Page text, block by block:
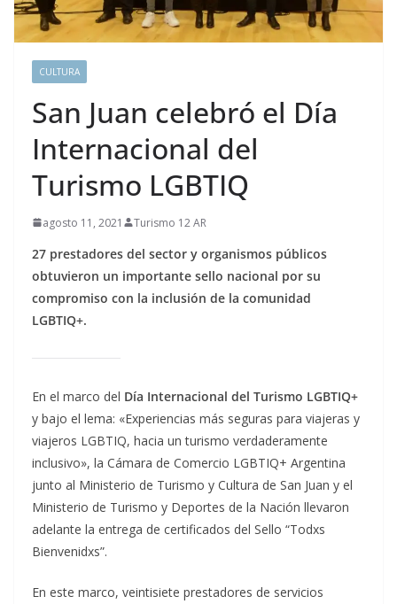
CULTURA
San Juan celebró el Día
Internacional del
Turismo LGBTIQ
agosto 11, 2021 Turismo 12 AR
27 prestadores del sector y organismos públicos
obtuvieron un importante sello nacional por su
compromiso con la inclusión de la comunidad
LGBTIQ+.
En el marco del Día Internacional del Turismo LGBTIQ+
y bajo el lema: «Experiencias más seguras para viajeras y
viajeros LGBTIQ, hacia un turismo verdaderamente
inclusivo», la Cámara de Comercio LGBTIQ+ Argentina
junto al Ministerio de Turismo y Cultura de San Juan y el
Ministerio de Turismo y Deportes de la Nación llevaron
adelante la entrega de certificados del Sello “Todxs
Bienvenidxs”.
En este marco, veintisiete prestadores de servicios